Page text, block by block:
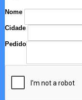
Nome
Cidade
Pedido